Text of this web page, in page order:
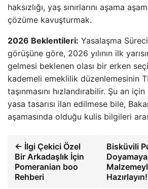
haksızlığı, yaş sınırlarını aşama
çözüme kavuşturmak.
2026 Beklentileri: Yasalaşma
görüşüne göre, 2026 yılının ilk
gelmesi beklenen olası bir erken
kademeli emeklilik düzenlemesinin
taşınmasını hızlandırabilir. Şu an
yasa tasarısı ilan edilmese bile,
aşamasında olduğu kulis bilgileri
← İlgi Çekici Özel
Bir Arkadaşlık İçin
Pomeranian boo
Rehberi
Bisküvili